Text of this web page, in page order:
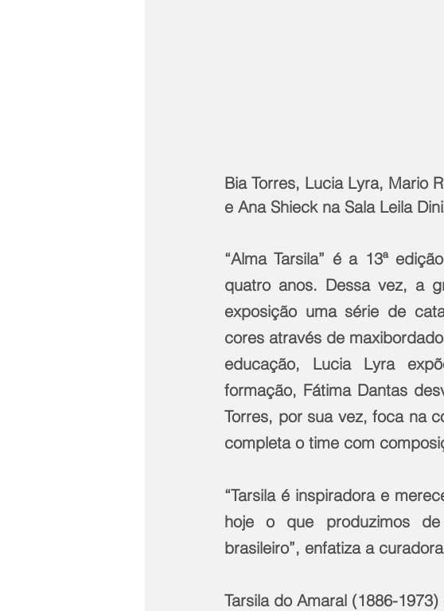
Bia Torres, Lucia Lyra, Mario
e Ana Shieck na Sala Leila
“Alma Tarsila” é a 13ª
quatro anos. Dessa vez, a
exposição uma série de
cores através de
educação, Lucia Lyra
formação, Fátima Dantas
Torres, por sua vez, foca na
completa o time com
“Tarsila é inspiradora e
hoje o que produzimos
brasileiro”, enfatiza a
Tarsila do Amaral (1886-